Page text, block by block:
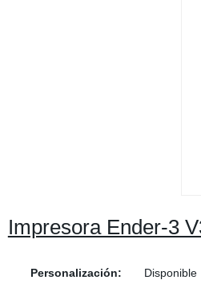
Impresora Ender-3
Personalización:
Disponible